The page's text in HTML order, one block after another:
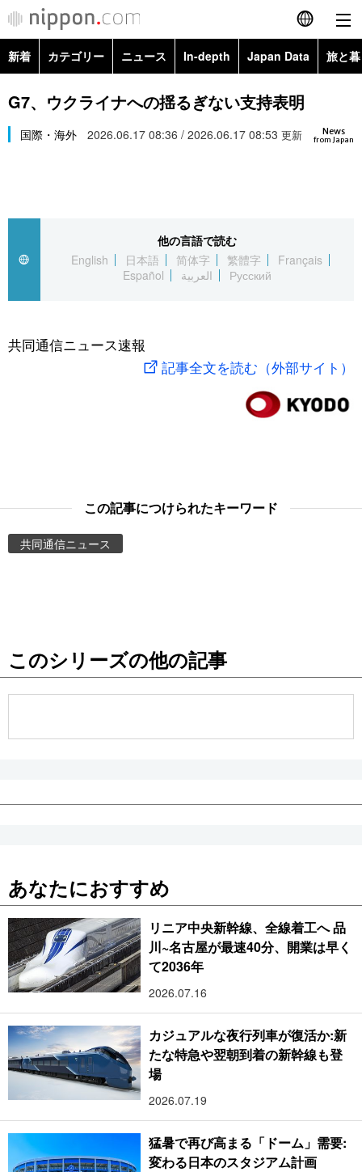
English
简体字
繁體字
العربية
社会
旅と暮らし
東京
新着 カテゴリー ニュース In-depth Japan Data 旅と
政治・外交
経済・ビジネス
社会
文化
科学・技術
暮らし
Topics
Images
お知らせ
G7、ウクライナへの揺るぎない支持表明
News
from Japan
国際・海外 2026.06.17 08:36 / 2026.06.17 08:53 更新
他の言語で読む
English
日本語 简体字 繁體字
Français
Español
العربية Русский
共同通信ニュース速報
記事全文を読む（外部サイト）
この記事につけられたキーワード
共同通信ニュース
このシリーズの他の記事
あなたにおすすめ
リニア中央新幹線、全線着工へ 品
川~名古屋が最速40分、開業は早く
て2036年
2026.07.16
カジュアルな夜行列車が復活か:新
たな特急や翌朝到着の新幹線も登
場
2026.07.19
猛暑で再び高まる「ドーム」需要:
変わる日本のスタジアム計画